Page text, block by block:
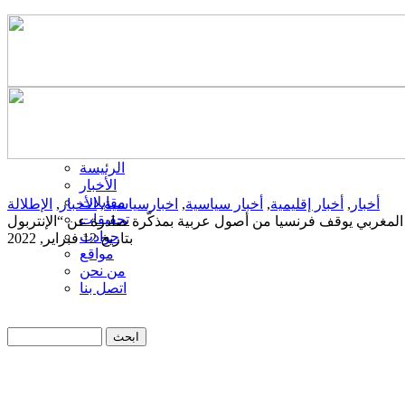
الرئيسة
الأخبار
مقابلات
تحقيقات
حوادث
مواقع
من نحن
اتصل بنا
أخبار , أخبار إقليمية, أخبار سياسية, اخبارسياسية,الأخبار , الإطلالة
بتاريخ 12 فبراير, 2022